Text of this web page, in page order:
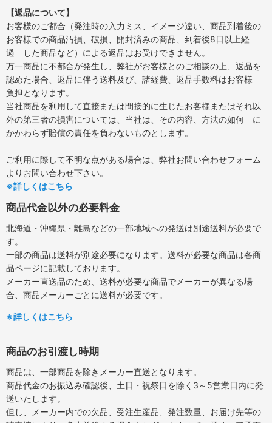
【返品について】
お客様のご都合（発注時の入力ミス、イメージ違い、商品到着後の
お客様での商品汚損、破損、開封済みの商品、到着後8日以上経
過 した商品など）による返品はお受けできません。
万一商品に不都合が発生し、弊社がお客様とのご相談の上、返品を
認めた場合、返品に伴う送料及び、諸経費、返品手数料はお客様
負担となります。
当社商品を利用して直接または間接的に生じたお客様またはそれ以
外の第三者の損害については、当社は、その内容、方法の如何 に
かかわらず賠償の責任を負わないものとします。
ご利用に際して不明な点がある場合は、弊社お問い合わせフォーム
よりお問い合わせ下さい。
※詳しくはこちら
商品代金以外の必要料金
北海道・沖縄県・離島などの一部地域への発送は別途送料が必要で
す。
一部の商品は送料が別途必要になります。送料が必要な商品は各商
品ページに記載しております。
メーカー直送品のため、送料が必要な商品でメーカーが異なる場
合、商品メーカーごとに送料が必要です。
※詳しくはこちら
商品のお引渡し時期
商品は、一部商品を除きメーカー直送となります。
商品代金のお振込み確認後、土日・祝祭日を除く3～5営業日内に発
送いたします。
但し、メーカー内での欠品、受注生産品、発注数量、お届け先等の